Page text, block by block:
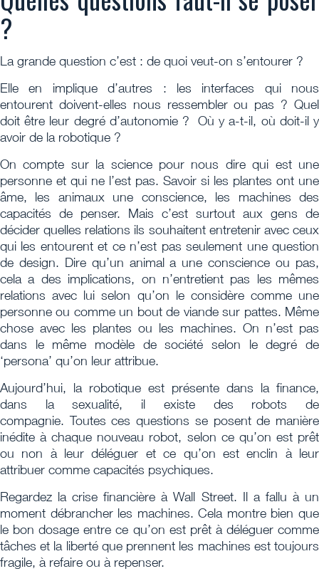
?
La grande question c’est : de quoi veut-on s’entourer ?
Elle en implique d’autres : les interfaces qui nous
entourent doivent-elles nous ressembler ou pas ? Quel
doit être leur degré d’autonomie ? Où y a-t-il, où doit-il y
avoir de la robotique ?
On compte sur la science pour nous dire qui est une
personne et qui ne l’est pas. Savoir si les plantes ont une
âme, les animaux une conscience, les machines des
capacités de penser. Mais c’est surtout aux gens de
décider quelles relations ils souhaitent entretenir avec ceux
qui les entourent et ce n’est pas seulement une question
de design. Dire qu’un animal a une conscience ou pas,
cela a des implications, on n’entretient pas les mêmes
relations avec lui selon qu’on le considère comme une
personne ou comme un bout de viande sur pattes. Même
chose avec les plantes ou les machines. On n’est pas
dans le même modèle de société selon le degré de
‘persona’ qu’on leur attribue.
Aujourd’hui, la robotique est présente dans la finance,
dans la sexualité, il existe des robots de
compagnie. Toutes ces questions se posent de manière
inédite à chaque nouveau robot, selon ce qu’on est prêt
ou non à leur déléguer et ce qu’on est enclin à leur
attribuer comme capacités psychiques.
Regardez la crise financière à Wall Street. Il a fallu à un
moment débrancher les machines. Cela montre bien que
le bon dosage entre ce qu’on est prêt à déléguer comme
tâches et la liberté que prennent les machines est toujours
fragile, à refaire ou à repenser.